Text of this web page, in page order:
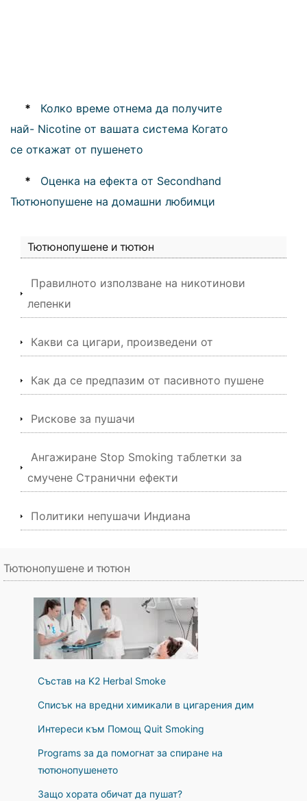
*
Колко време отнема да получите
най- Nicotine от вашата система Когато
се откажат от пушенето
*
Оценка на ефекта от Secondhand
Тютюнопушене на домашни любимци
Тютюнопушене и тютюн
Правилното използване на никотинови
лепенки
Какви са цигари, произведени от
Как да се предпазим от пасивното пушене
Рискове за пушачи
Ангажиране Stop Smoking таблетки за
смучене Странични ефекти
Политики непушачи Индиана
Тютюнопушене и тютюн
Състав на K2 Herbal Smoke
Списък на вредни химикали в цигарения дим
Интереси към Помощ Quit Smoking
Programs за да помогнат за спиране на
тютюнопушенето
Защо хората обичат да пушат?